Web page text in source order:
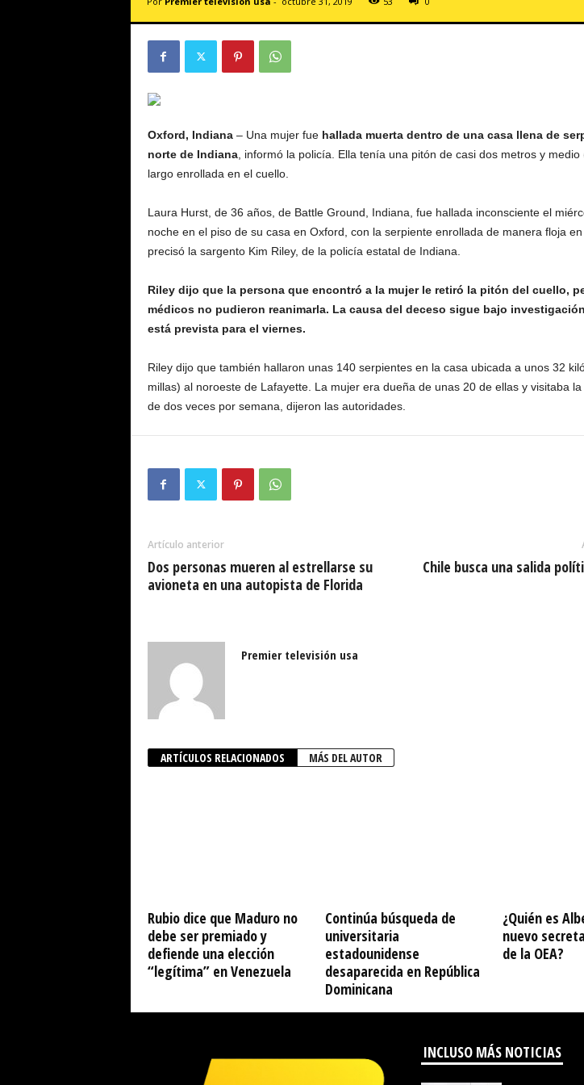
Oxford, Indiana – Una mujer fue hallada muerta dentro de una casa llena de
norte de Indiana, informó la policía. Ella tenía una pitón de casi dos metros y medio
largo enrollada en el cuello.
Laura Hurst, de 36 años, de Battle Ground, Indiana, fue hallada inconsciente el
noche en el piso de su casa en Oxford, con la serpiente enrollada de manera floja en
precisó la sargento Kim Riley, de la policía estatal de Indiana.
Riley dijo que la persona que encontró a la mujer le retiró la pitón del cuello,
médicos no pudieron reanimarla. La causa del deceso sigue bajo
está prevista para el viernes.
Riley dijo que también hallaron unas 140 serpientes en la casa ubicada a unos 32
millas) al noroeste de Lafayette. La mujer era dueña de unas 20 de ellas y visitaba
de dos veces por semana, dijeron las autoridades.
Artículo anterior
Dos personas mueren al estrellarse su
avioneta en una autopista de Florida
Chile busca una salida
Premier televisión usa
ARTÍCULOS RELACIONADOS MÁS DEL AUTOR
Rubio dice que Maduro no
debe ser premiado y
defiende una elección
“legítima” en Venezuela
Continúa búsqueda de
universitaria
estadounidense
desaparecida en República
Dominicana
¿Quién es
nuevo
de la OEA?
INCLUSO MÁS NOTICIAS